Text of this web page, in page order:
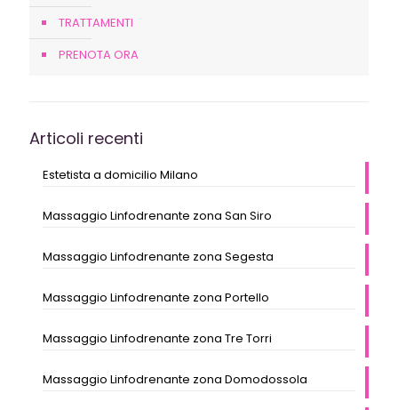
TRATTAMENTI
PRENOTA ORA
Articoli recenti
Estetista a domicilio Milano
Massaggio Linfodrenante zona San Siro
Massaggio Linfodrenante zona Segesta
Massaggio Linfodrenante zona Portello
Massaggio Linfodrenante zona Tre Torri
Massaggio Linfodrenante zona Domodossola